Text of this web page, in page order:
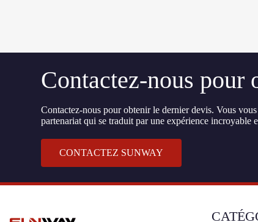
Contactez-nous pour
Contactez-nous pour obtenir le dernier devis. Vous
partenariat qui se traduit par une expérience incroyable
CONTACTEZ SUNWAY